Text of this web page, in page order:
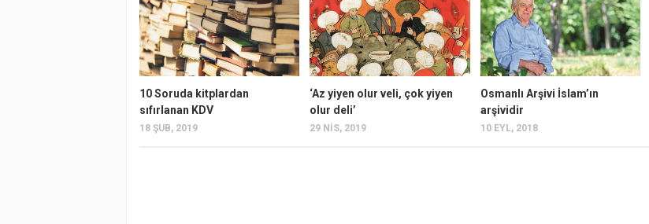
10 Soruda kitplardan
sıfırlanan KDV
18 ŞUB, 2019
‘Az yiyen olur veli, çok yiyen
olur deli’
29 NIS, 2019
Osmanlı Arşivi İslam’ın
arşividir
10 EYL, 2018